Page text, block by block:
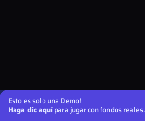
Esto es solo una Demo!
Haga clic aquípara jugar con fondos reales.